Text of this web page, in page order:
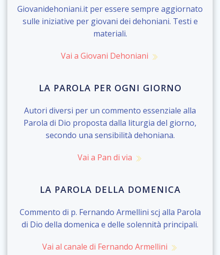
Giovanidehoniani.it per essere sempre aggiornato
sulle iniziative per giovani dei dehoniani. Testi e
materiali.
Vai a Giovani Dehoniani
LA PAROLA PER OGNI GIORNO
Autori diversi per un commento essenziale alla
Parola di Dio proposta dalla liturgia del giorno,
secondo una sensibilità dehoniana.
Vai a Pan di via
LA PAROLA DELLA DOMENICA
Commento di p. Fernando Armellini scj alla Parola
di Dio della domenica e delle solennità principali.
Vai al canale di Fernando Armellini